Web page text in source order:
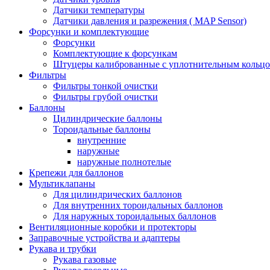
Датчики температуры
Датчики давления и разрежения ( MAP Sensor)
Форсунки и комплектующие
Форсунки
Комплектующие к форсункам
Штуцеры калиброванные с уплотнительным
Фильтры
Фильтры тонкой очистки
Фильтры грубой очистки
Баллоны
Цилиндрические баллоны
Тороидальные баллоны
внутренние
наружные
наружные полнотелые
Крепежи для баллонов
Мультиклапаны
Для цилиндрических баллонов
Для внутренних тороидальных баллонов
Для наружных тороидальных баллонов
Вентиляционные коробки и протекторы
Заправочные устройства и адаптеры
Рукава и трубки
Рукава газовые